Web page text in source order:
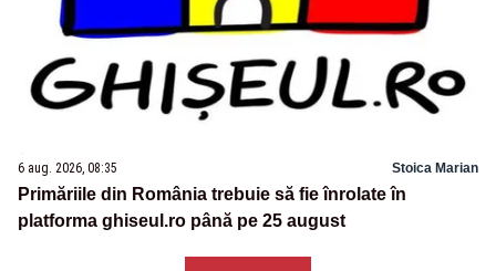
6 aug. 2026, 08:35 Stoica Marian
Primăriile din România trebuie să fie înrolate în
platforma ghiseul.ro până pe 25 august